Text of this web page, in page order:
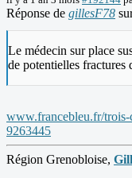
Réponse de gillesF78
Le médecin sur place
de potentielles fractures
www.francebleu.fr/trois-
9263445
Région Grenobloise,